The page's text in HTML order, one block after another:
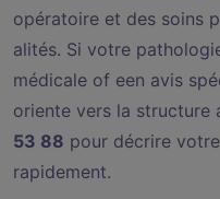
opératoire et des soins
alités. Si votre
médicale of een avis
oriente vers la structure
53 88 pour décrire
rapidement.